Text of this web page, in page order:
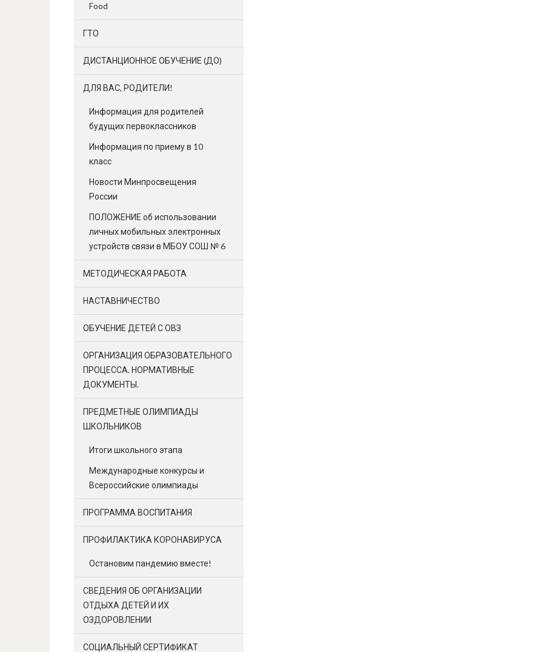
Food
ГТО
ДИСТАНЦИОННОЕ ОБУЧЕНИЕ (ДО)
ДЛЯ ВАС, РОДИТЕЛИ!
Информация для родителей
будущих первоклассников
Информация по приему в 10
класс
Новости Минпросвещения
России
ПОЛОЖЕНИЕ об использовании
личных мобильных электронных
устройств связи в МБОУ СОШ № 6
МЕТОДИЧЕСКАЯ РАБОТА
НАСТАВНИЧЕСТВО
ОБУЧЕНИЕ ДЕТЕЙ С ОВЗ
ОРГАНИЗАЦИЯ ОБРАЗОВАТЕЛЬНОГО
ПРОЦЕССА. НОРМАТИВНЫЕ
ДОКУМЕНТЫ.
ПРЕДМЕТНЫЕ ОЛИМПИАДЫ
ШКОЛЬНИКОВ
Итоги школьного этапа
Международные конкурсы и
Всероссийские олимпиады
ПРОГРАММА ВОСПИТАНИЯ
ПРОФИЛАКТИКА КОРОНАВИРУСА
Остановим пандемию вместе!
СВЕДЕНИЯ ОБ ОРГАНИЗАЦИИ
ОТДЫХА ДЕТЕЙ И ИХ
ОЗДОРОВЛЕНИИ
СОЦИАЛЬНЫЙ СЕРТИФИКАТ